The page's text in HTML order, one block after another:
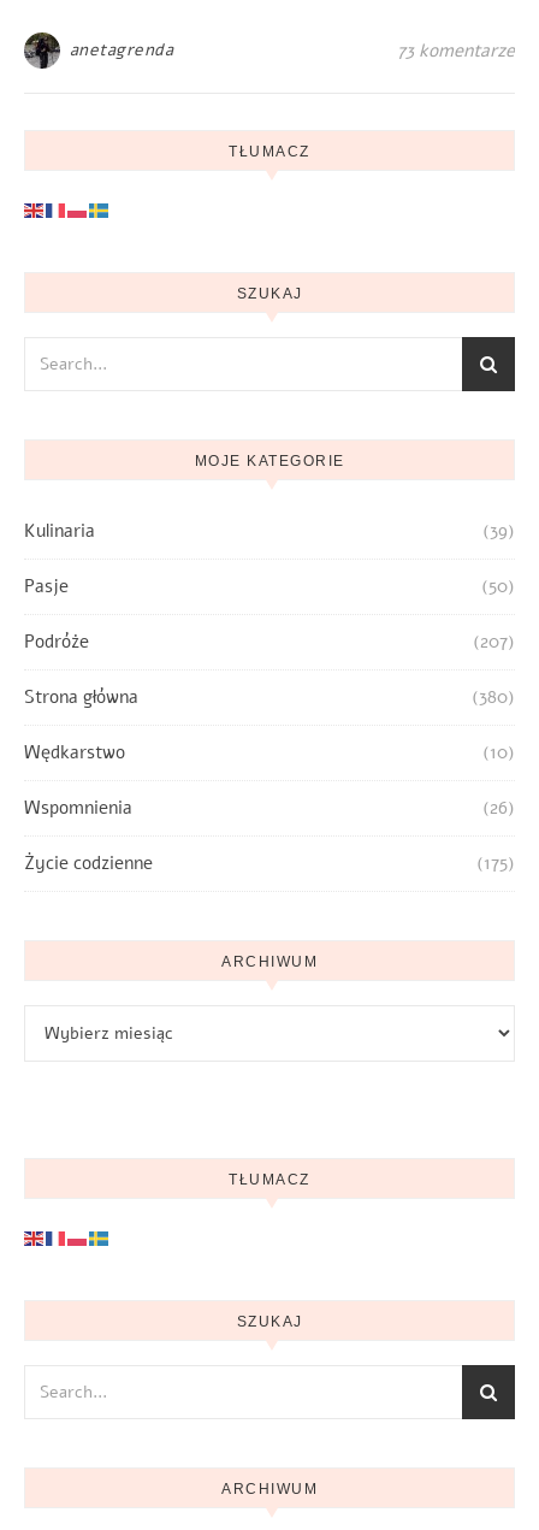
anetagrenda 73 komentarze
TŁUMACZ
SZUKAJ
MOJE KATEGORIE
Kulinaria (39)
Pasje (50)
Podróże (207)
Strona główna (380)
Wędkarstwo (10)
Wspomnienia (26)
Życie codzienne (175)
ARCHIWUM
TŁUMACZ
SZUKAJ
ARCHIWUM